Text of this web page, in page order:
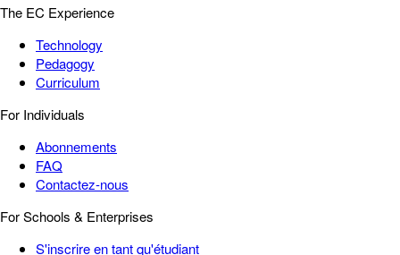
The EC Experience
Technology
Pedagogy
Curriculum
For Individuals
Abonnements
FAQ
Contactez-nous
For Schools & Enterprises
S'inscrire en tant qu'étudiant